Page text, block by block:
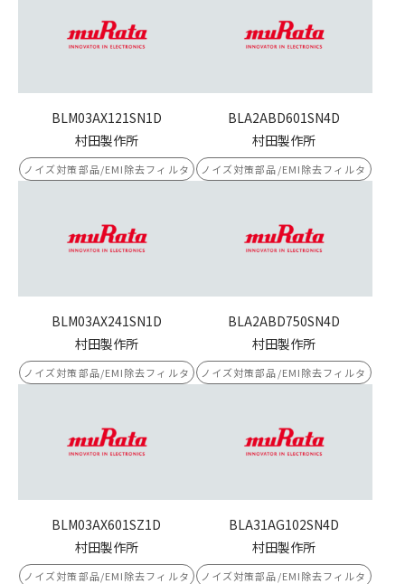
BLM03AX121SN1D
村田製作所
ノイズ対策部品/EMI除去フィルタ
BLA2ABD601SN4D
村田製作所
ノイズ対策部品/EMI除去フィルタ
BLM03AX241SN1D
村田製作所
ノイズ対策部品/EMI除去フィルタ
BLA2ABD750SN4D
村田製作所
ノイズ対策部品/EMI除去フィルタ
BLM03AX601SZ1D
村田製作所
ノイズ対策部品/EMI除去フィルタ
BLA31AG102SN4D
村田製作所
ノイズ対策部品/EMI除去フィルタ